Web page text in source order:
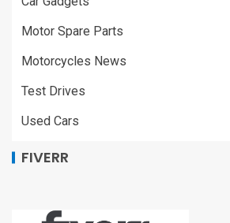
Motor Spare Parts
Motorcycles News
Test Drives
Used Cars
FIVERR